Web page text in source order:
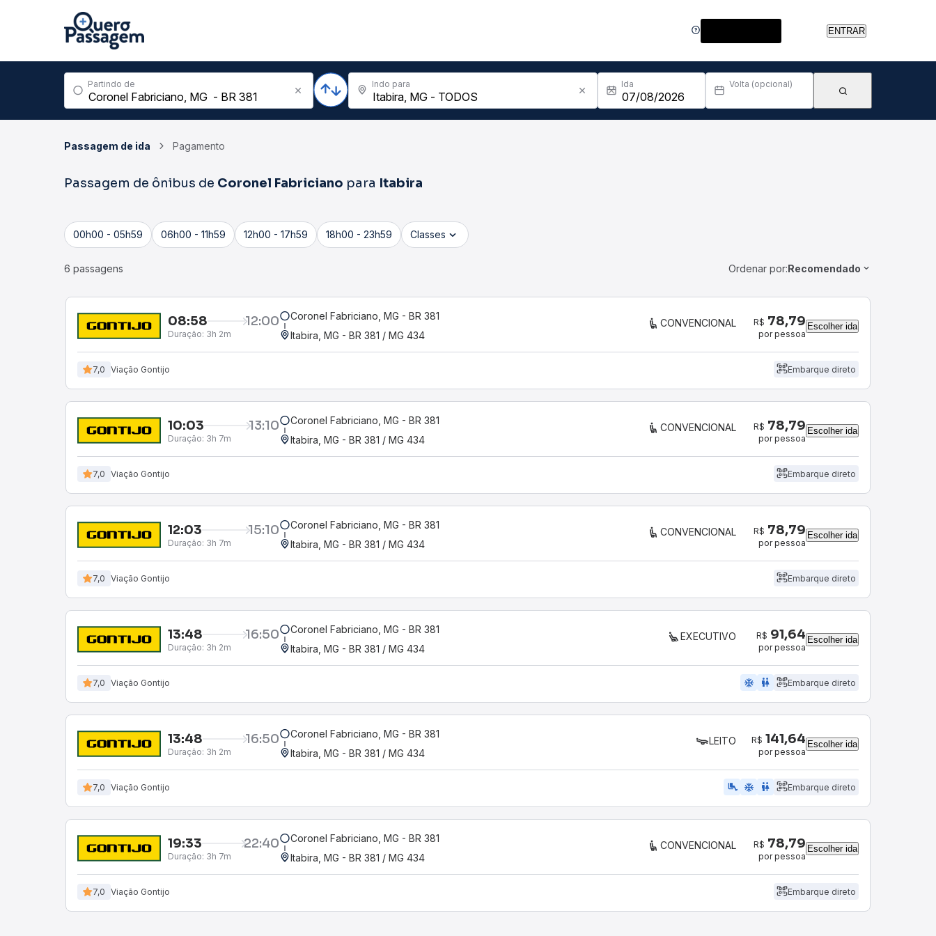
ENTRAR
Partindo de Indo para Ida Volta (opcional)
Passagem de ida Pagamento
Passagem de ônibus de Coronel Fabriciano para Itabira
00h00 - 05h59 06h00 - 11h59 12h00 - 17h59 18h00 - 23h59 Classes
6 passagens Ordenar por:Recomendado
08:58 12:00
Duração: 3h 2m
Coronel Fabriciano, MG - BR 381
Itabira, MG - BR 381 / MG 434
CONVENCIONAL R$ 78,79
por pessoa
Escolher ida
7,0 Viação Gontijo Embarque direto
10:03 13:10
Duração: 3h 7m
Coronel Fabriciano, MG - BR 381
Itabira, MG - BR 381 / MG 434
CONVENCIONAL R$ 78,79
por pessoa
Escolher ida
7,0 Viação Gontijo Embarque direto
12:03 15:10
Duração: 3h 7m
Coronel Fabriciano, MG - BR 381
Itabira, MG - BR 381 / MG 434
CONVENCIONAL R$ 78,79
por pessoa
Escolher ida
7,0 Viação Gontijo Embarque direto
13:48 16:50
Duração: 3h 2m
Coronel Fabriciano, MG - BR 381
Itabira, MG - BR 381 / MG 434
EXECUTIVO R$ 91,64
por pessoa
Escolher ida
7,0 Viação Gontijo ac_unit wc Embarque direto
13:48 16:50
Duração: 3h 2m
Coronel Fabriciano, MG - BR 381
Itabira, MG - BR 381 / MG 434
LEITO R$ 141,64
por pessoa
Escolher ida
7,0 Viação Gontijo airline_seat_legroom_extra ac_unit wc Embarque direto
19:33 22:40
Duração: 3h 7m
Coronel Fabriciano, MG - BR 381
Itabira, MG - BR 381 / MG 434
CONVENCIONAL R$ 78,79
por pessoa
Escolher ida
7,0 Viação Gontijo Embarque direto